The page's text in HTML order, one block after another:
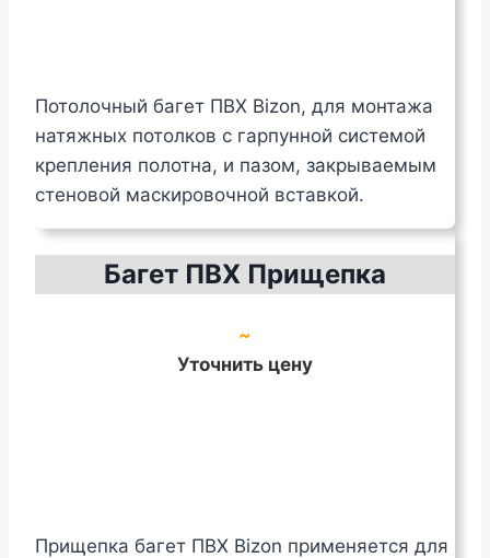
Потолочный багет ПВХ Bizon, для монтажа
натяжных потолков с гарпунной системой
крепления полотна, и пазом, закрываемым
стеновой маскировочной вставкой.
Багет ПВХ Прищепка
~
Уточнить цену
Прищепка багет ПВХ Bizon применяется для